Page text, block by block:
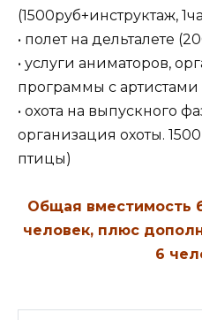
(1500руб+инструктаж,
• полет на дельталете
• услуги аниматоров,
программы с артистами
• охота на выпускного
организация охоты.
птицы)
Общая вместимость
человек, плюс
6